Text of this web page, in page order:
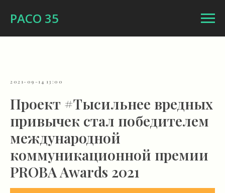
РАСО 35
2021-09-14 13:00
Проект #Тысильнее вредных
привычек стал победителем
международной
коммуникационной премии
PROBA Awards 2021